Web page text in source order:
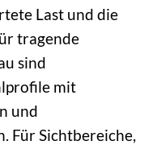
Last und die
tragende
sind
mit
und
Für Sichtbereiche,